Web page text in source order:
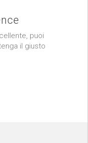
puoi
il giusto